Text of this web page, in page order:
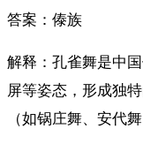
答案：傣族
解释：孔雀舞是中
屏等姿态，形成独
（如锅庄舞、安代